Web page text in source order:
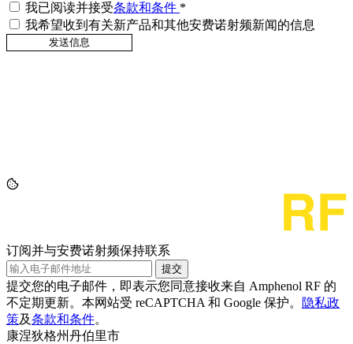
我已阅读并接受条款和条件 *
我希望收到有关新产品和其他安费诺射频新闻的信息
订阅并与安费诺射频保持联系
提交
提交您的电子邮件，即表示您同意接收来自 Amphenol RF 的
不定期更新。本网站受 reCAPTCHA 和 Google 保护。
隐私政
策及条款和条件。
康涅狄格州丹伯里市